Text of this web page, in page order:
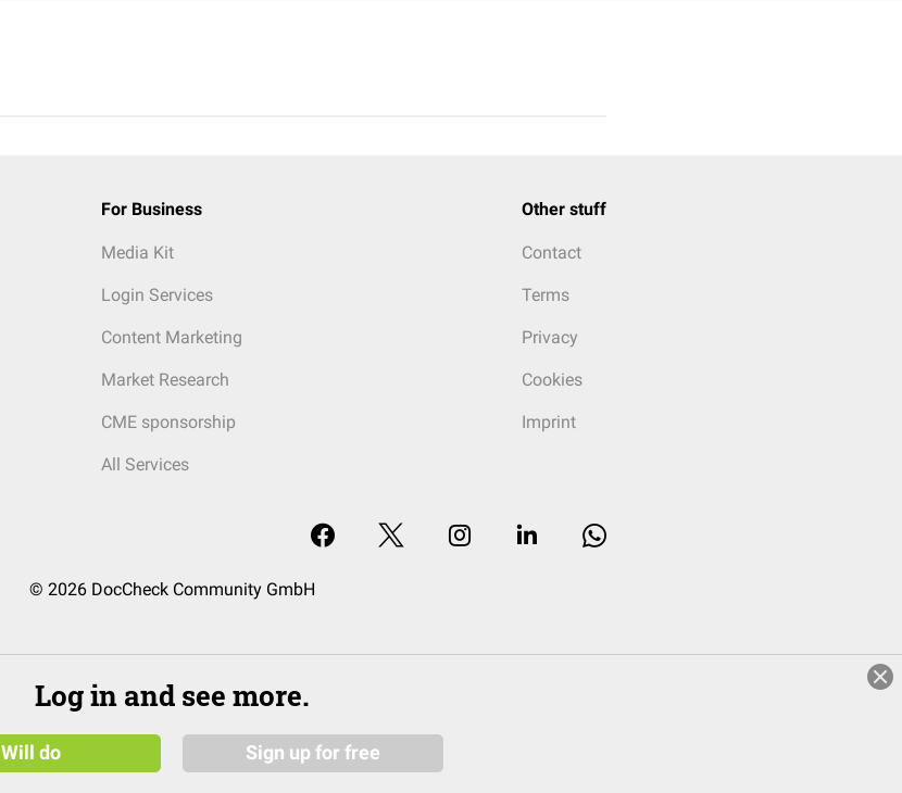
For Business
Media Kit
Login Services
Content Marketing
Market Research
CME sponsorship
All Services
Other stuff
Contact
Terms
Privacy
Cookies
Imprint
© 2026 DocCheck Community GmbH
Log in and see more.
Will do Sign up for free